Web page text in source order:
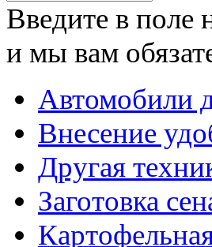
Введите в поле
и мы вам
Автомобили
Внесение
Другая
Заготовка